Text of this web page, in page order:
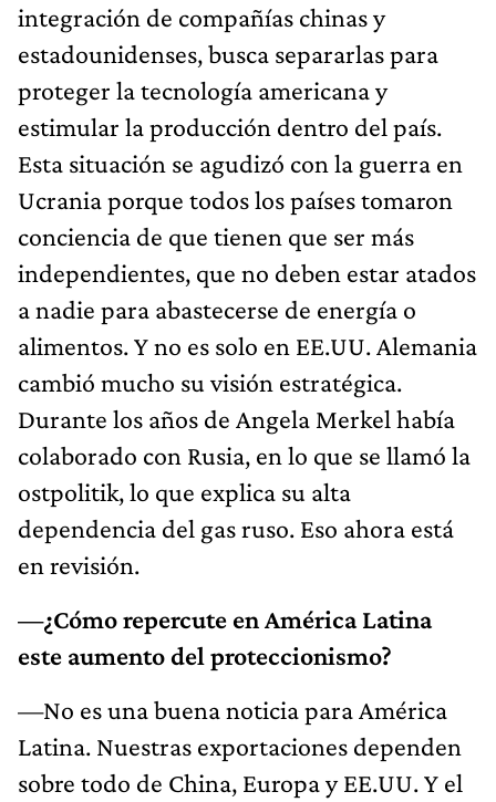
integración de compañías chinas y
estadounidenses, busca separarlas para
proteger la tecnología americana y
estimular la producción dentro del país.
Esta situación se agudizó con la guerra en
Ucrania porque todos los países tomaron
conciencia de que tienen que ser más
independientes, que no deben estar atados
a nadie para abastecerse de energía o
alimentos. Y no es solo en EE.UU. Alemania
cambió mucho su visión estratégica.
Durante los años de Angela Merkel había
colaborado con Rusia, en lo que se llamó la
ostpolitik, lo que explica su alta
dependencia del gas ruso. Eso ahora está
en revisión.
—¿Cómo repercute en América Latina
este aumento del proteccionismo?
—No es una buena noticia para América
Latina. Nuestras exportaciones dependen
sobre todo de China, Europa y EE.UU. Y el